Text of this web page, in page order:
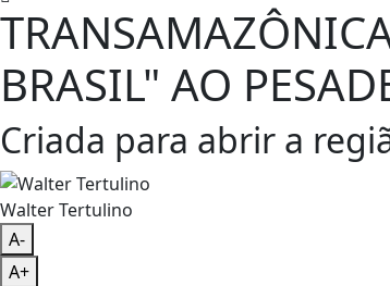
BRASIL" AO
Criada para abrir a
Walter Tertulino
A-
A+